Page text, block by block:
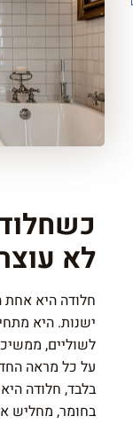
לא
חלודה היא אחת
ישנות. היא
לשוליים,
על כל מראה
בלבד, חלודה
בחומר, מחליש